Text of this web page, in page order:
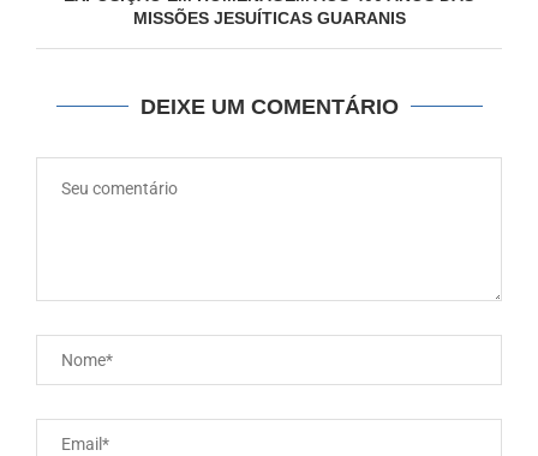
MISSÕES JESUÍTICAS GUARANIS
DEIXE UM COMENTÁRIO